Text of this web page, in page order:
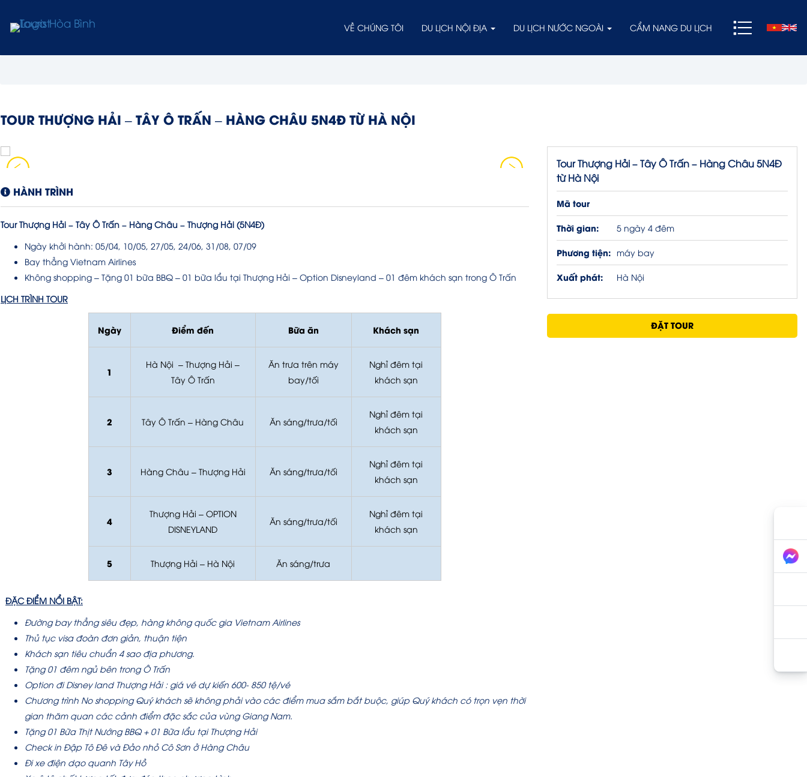
VỀ CHÚNG TÔI DU LỊCH NỘI ĐỊA DU LỊCH NƯỚC NGOÀI CẨM NANG DU LỊCH
TOUR THƯỢNG HẢI – TÂY Ô TRẤN – HÀNG CHÂU 5N4Đ TỪ HÀ NỘI
HÀNH TRÌNH
Tour Thượng Hải – Tây Ô Trấn – Hàng Châu – Thượng Hải (5N4Đ)
Ngày khởi hành: 05/04, 10/05, 27/05, 24/06, 31/08, 07/09
Bay thẳng Vietnam Airlines
Không shopping – Tặng 01 bữa BBQ – 01 bữa lẩu tại Thượng Hải – Option Disneyland – 01 đêm khách sạn trong Ô Trấn
LỊCH TRÌNH TOUR
Ngày Điểm đến Bữa ăn Khách sạn
1
Hà Nội – Thượng Hải –
Tây Ô Trấn
Ăn trưa trên máy
bay/tối
Nghỉ đêm tại
khách sạn
2 Tây Ô Trấn – Hàng Châu Ăn sáng/trưa/tối
Nghỉ đêm tại
khách sạn
3 Hàng Châu – Thượng Hải Ăn sáng/trưa/tối
Nghỉ đêm tại
khách sạn
4
Thượng Hải – OPTION
DISNEYLAND
Ăn sáng/trưa/tối
Nghỉ đêm tại
khách sạn
5 Thượng Hải – Hà Nội Ăn sáng/trưa
ĐẶC ĐIỂM NỔI BẬT:
Đường bay thẳng siêu đẹp, hàng không quốc gia Vietnam Airlines
Thủ tục visa đoàn đơn giản, thuận tiện
Khách sạn tiêu chuẩn 4 sao địa phương.
Tặng 01 đêm ngủ bên trong Ô Trấn
Option đi Disney land Thượng Hải : giá vé dự kiến 600- 850 tệ/vé
Chương trình No shopping Quý khách sẽ không phải vào các điểm mua sắm bắt buộc, giúp Quý khách có trọn vẹn thời
gian thăm quan các cảnh điểm đặc sắc của vùng Giang Nam.
Tặng 01 Bữa Thịt Nướng BBQ + 01 Bữa lẩu tại Thượng Hải
Check in Đập Tô Đê và Đảo nhỏ Cô Sơn ở Hàng Châu
Đi xe điện dạo quanh Tây Hồ
Tour Thượng Hải – Tây Ô Trấn – Hàng Châu 5N4Đ
từ Hà Nội
Mã tour
Thời gian:
5 ngày 4 đêm
Phương tiện: máy bay
Xuất phát: Hà Nội
ĐẶT TOUR